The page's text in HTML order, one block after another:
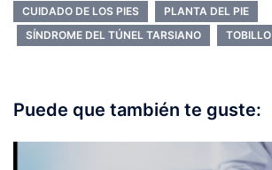
CUIDADO DE LOS PIES
PLANTA DEL PIE
SÍNDROME DEL TÚNEL TARSIANO
TOBILLO
Puede que también te guste: